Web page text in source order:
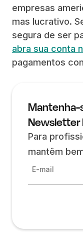
empresas
mas lucrativo.
segura de ser
abra sua conta
pagamentos
Newsletter
Para
mantêm
E-mail